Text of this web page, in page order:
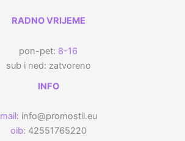
RADNO VRIJEME
pon-pet: 8-16
sub i ned: zatvoreno
INFO
mail: info@promostil.eu
oib: 42551765220